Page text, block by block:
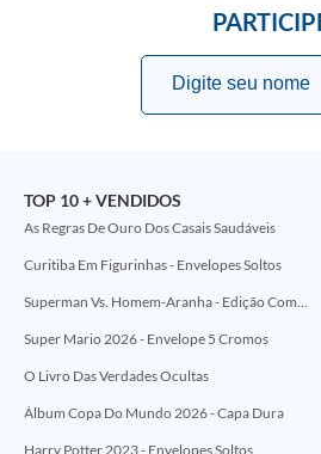
TOP 10 + VENDIDOS
As Regras De Ouro Dos Casais Saudáveis
Curitiba Em Figurinhas - Envelopes Soltos
Superman Vs. Homem-Aranha - Edição Comemorativa 50 Anos (Encontros Clássicos Dc E Marvel)
Super Mario 2026 - Envelope 5 Cromos
O Livro Das Verdades Ocultas
Álbum Copa Do Mundo 2026 - Capa Dura
Harry Potter 2023 - Envelopes Soltos